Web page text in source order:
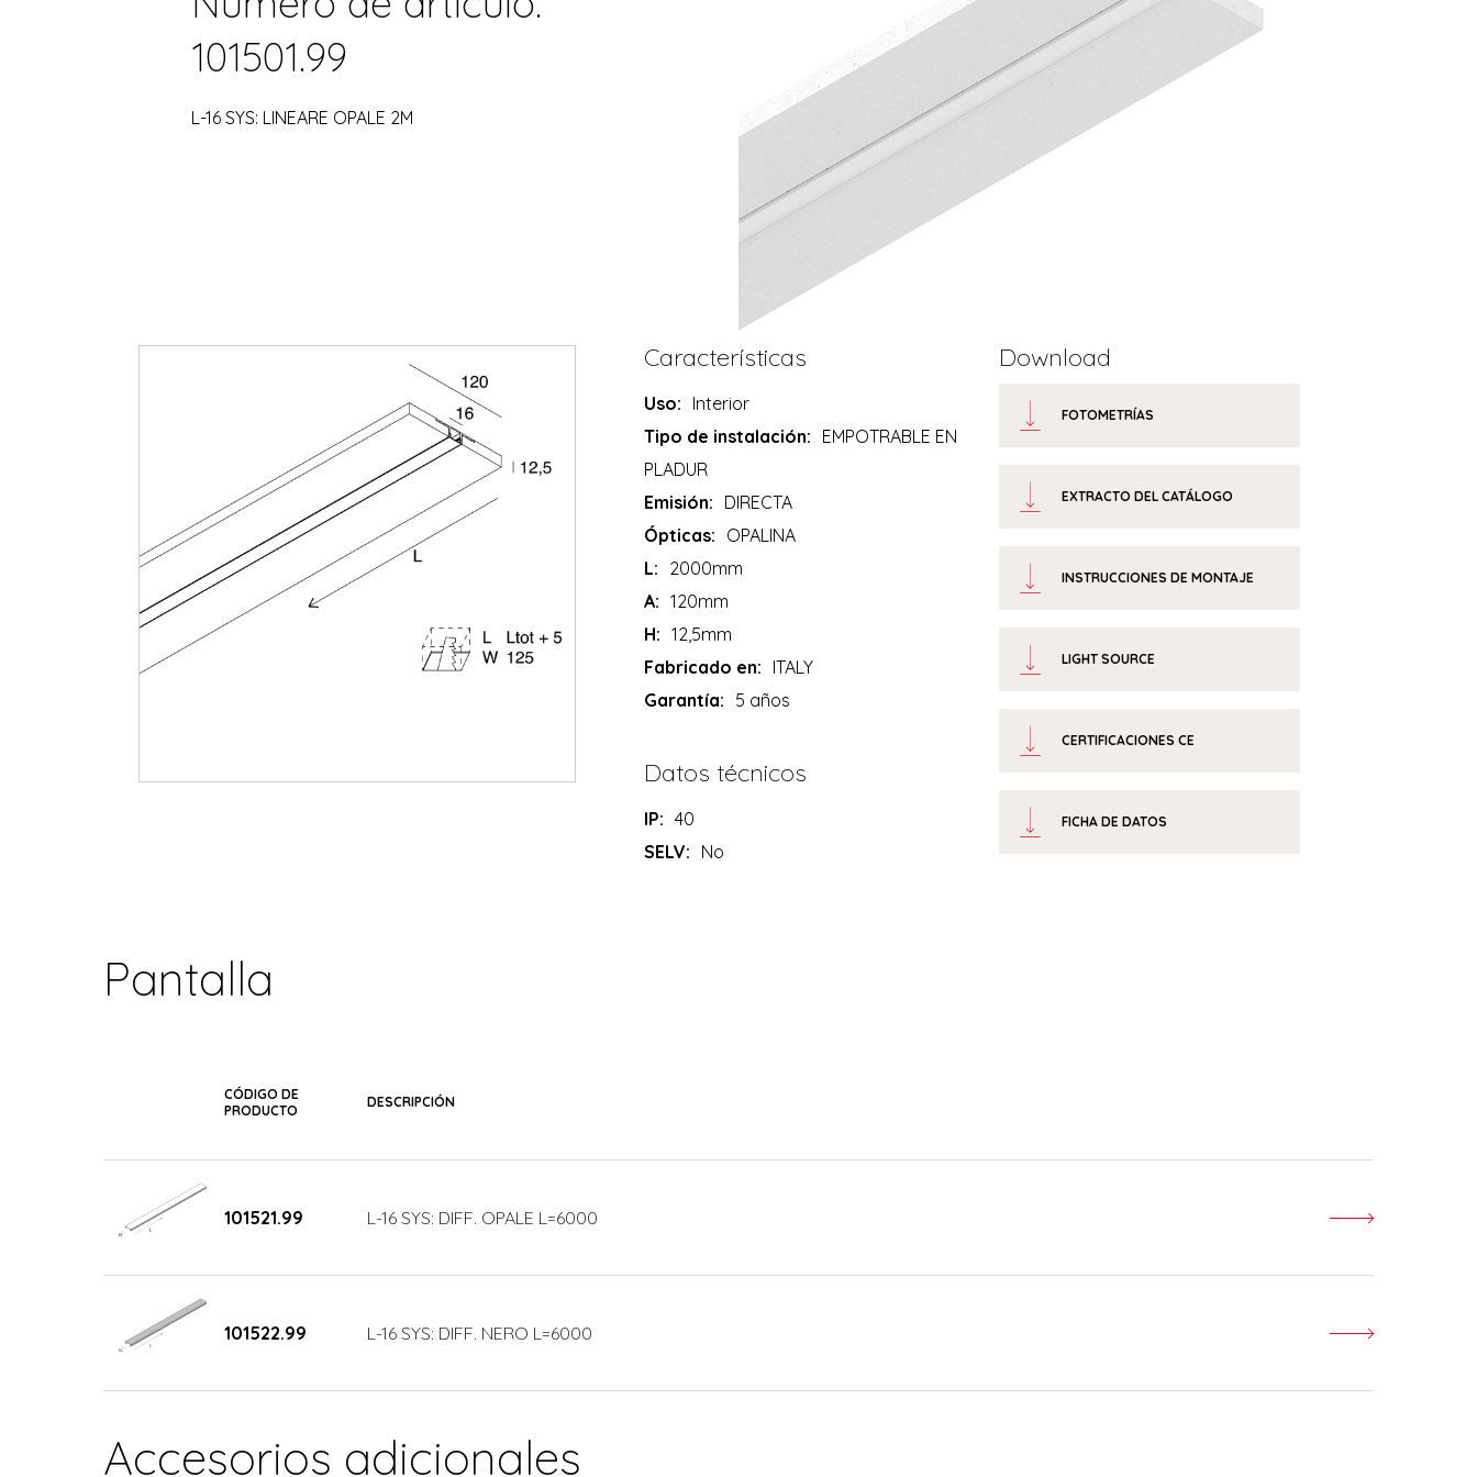
101501.99
L-16 SYS: LINEARE OPALE 2M
Características
Uso: Interior
Tipo de instalación: EMPOTRABLE EN
PLADUR
Emisión: DIRECTA
Ópticas: OPALINA
L: 2000mm
A: 120mm
H: 12,5mm
Fabricado en: ITALY
Garantía: 5 años
Datos técnicos
IP: 40
SELV: No
Download
FOTOMETRÍAS
EXTRACTO DEL CATÁLOGO
INSTRUCCIONES DE MONTAJE
LIGHT SOURCE
CERTIFICACIONES CE
FICHA DE DATOS
Pantalla
CÓDIGO DE
PRODUCTO
DESCRIPCIÓN
101521.99 L-16 SYS: DIFF. OPALE L=6000
101522.99 L-16 SYS: DIFF. NERO L=6000
Accesorios adicionales